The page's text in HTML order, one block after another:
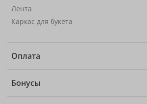
Лента
Каркас для букета
Оплата
Бонусы